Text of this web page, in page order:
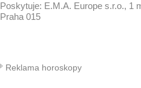
Poskytuje: E.M.A. Europe s.r.o., 1
Praha 015
Reklama horoskopy